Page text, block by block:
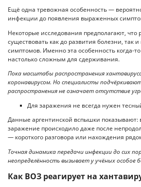
Ещё одна тревожная особенность —
инфекции до появления выраженных
Некоторые исследования предполагают,
существовать как до развития болезни, так
симптомов. Именно эта особенность когда-то
настолько сложным для сдерживания.
Пока масштабы распространения
коронавирусом. Но специалисты
распространения не означает отсутствие
Для заражения не всегда нужен
Данные аргентинской вспышки показывают:
заражение происходило даже после
— короткого разговора или нахождения
Точная динамика передачи инфекции до сих
неопределённость вызывает у учёных особое
Как ВОЗ реагирует на